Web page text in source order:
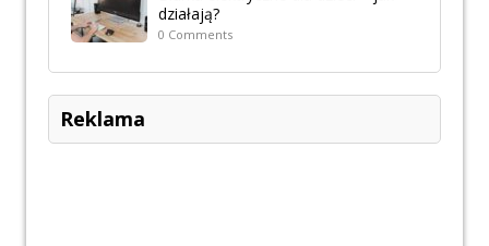
działają?
0 Comments
Reklama